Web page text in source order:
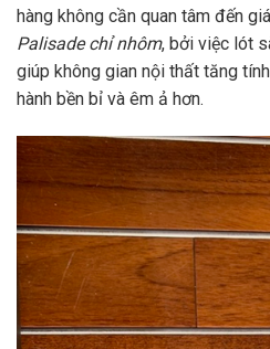
hàng không cần quan tâm đến giá
Palisade chỉ nhôm, bởi việc lót
giúp không gian nội thất tăng
hành bền bỉ và êm ả hơn.